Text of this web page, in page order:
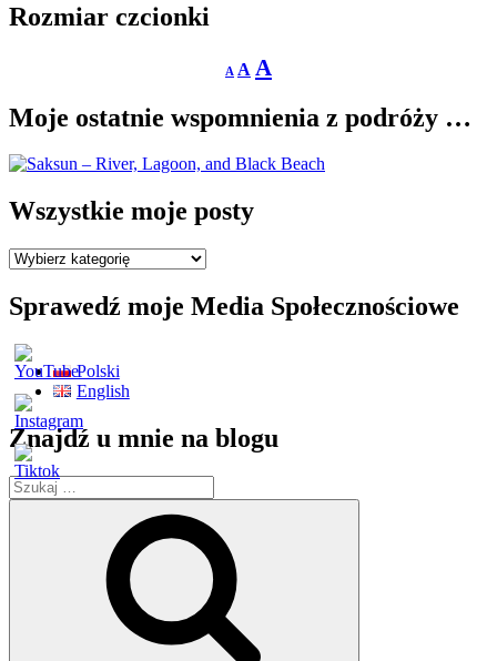
Rozmiar czcionki
A
Decrease
font
A Reset
font
A
size.
Moje ostatnie wspomnienia z podróży …
Wszystkie moje posty
Wszystkie
posty
Sprawedź moje Media Społecznościowe
Polski
English
Znajdź u mnie na blogu
Szukaj: